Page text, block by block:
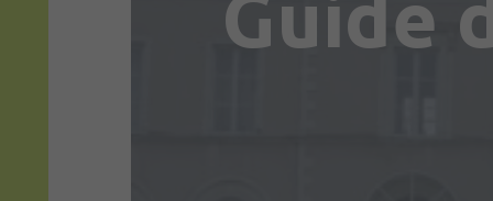
Guide